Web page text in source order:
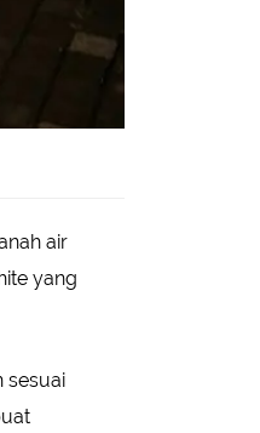
air
yang
sesuai